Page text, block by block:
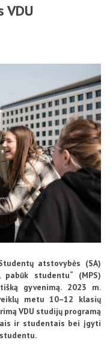
atstovybės (SA)
pabūk studentu“ (MPS)
gyvenimą. 2023 m.
metu 10–12 klasių
VDU studijų programą
ir studentais bei įgyti